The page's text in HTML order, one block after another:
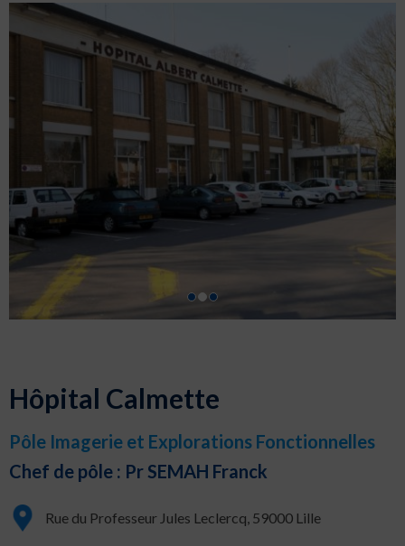
Hôpital Calmette
Pôle Imagerie et Explorations Fonctionnelles
Chef de pôle : Pr SEMAH Franck
Rue du Professeur Jules Leclercq, 59000 Lille